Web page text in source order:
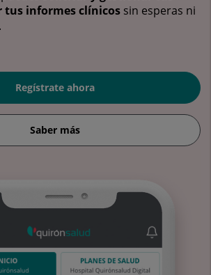
tus informes clínicos sin esperas ni
Regístrate ahora
Saber más